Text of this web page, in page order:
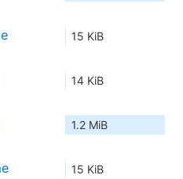
15 KiB
14 KiB
1.2 MiB
15 KiB